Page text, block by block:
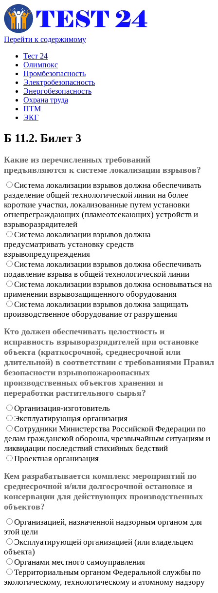
Перейти к содержимому
Тест 24
Олимпокс
Промбезопасность
Электробезопасность
Энергобезопасность
Охрана труда
ПТМ
ЭКГ
Б 11.2. Билет 3
Какие из перечисленных требований
предъявляются к системе локализации взрывов?
Система локализации взрывов должна обеспечивать
разделение общей технологической линии на более
короткие участки, локализованные путем установки
огнепреграждающих (пламеотсекающих) устройств и
взрыворазрядителей
Система локализации взрывов должна
предусматривать установку средств
взрывопредупреждения
Система локализации взрывов должна обеспечивать
подавление взрыва в общей технологической линии
Система локализации взрывов должна основываться на
применении взрывозащищенного оборудования
Система локализации взрывов должна защищать
производственное оборудование от разрушения
Кто должен обеспечивать целостность и
исправность взрыворазрядителей при остановке
объекта (краткосрочной, среднесрочной или
длительной) в соответствии с требованиями Правил
безопасности взрывопожароопасных
производственных объектов хранения и
переработки растительного сырья?
Организация-изготовитель
Эксплуатирующая организация
Сотрудники Министерства Российской Федерации по
делам гражданской обороны, чрезвычайным ситуациям и
ликвидации последствий стихийных бедствий
Проектная организация
Кем разрабатывается комплекс мероприятий по
среднесрочной и/или долгосрочной остановке и
консервации для действующих производственных
объектов?
Организацией, назначенной надзорным органом для
этой цели
Эксплуатирующей организацией (или владельцем
объекта)
Органами местного самоуправления
Территориальным органом Федеральной службы по
экологическому, технологическому и атомному надзору